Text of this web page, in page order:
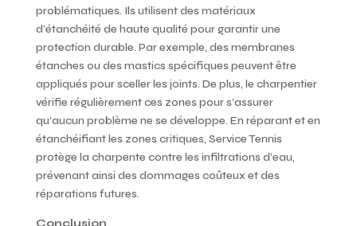
problématiques. Ils utilisent des matériaux
d’étanchéité de haute qualité pour garantir une
protection durable. Par exemple, des membranes
étanches ou des mastics spécifiques peuvent être
appliqués pour sceller les joints. De plus, le charpentier
vérifie régulièrement ces zones pour s’assurer
qu’aucun problème ne se développe. En réparant et en
étanchéifiant les zones critiques, Service Tennis
protège la charpente contre les infiltrations d’eau,
prévenant ainsi des dommages coûteux et des
réparations futures.
Conclusion